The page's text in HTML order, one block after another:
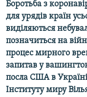
Усі сайти RFE/RL
Боротьба з
для урядів країн
виділяються
позначиться на
процес мирного
запитав у
посла США в
Інституту миру